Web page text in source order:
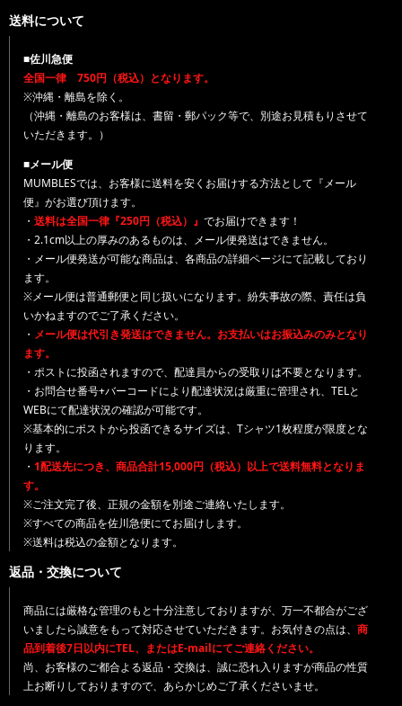
送料について
■佐川急便
全国一律 750円（税込）となります。
※沖縄・離島を除く。
（沖縄・離島のお客様は、書留・郵パック等で、別途お見積もりさせて
いただきます。）
■メール便
MUMBLESでは、お客様に送料を安くお届けする方法として『メール
便』がお選び頂けます。
・ 送料は全国一律『250円（税込）』 でお届けできます！
・2.1cm以上の厚みのあるものは、メール便発送はできません。
・メール便発送が可能な商品は、各商品の詳細ページにて記載しており
ます。
※メール便は普通郵便と同じ扱いになります。紛失事故の際、責任は負
いかねますのでご了承ください。
・ メール便は代引き発送はできません。お支払いはお振込みのみとなり
ます。
・ポストに投函されますので、配達員からの受取りは不要となります。
・お問合せ番号+バーコードにより配達状況は厳重に管理され、TELと
WEBにて配達状況の確認が可能です。
※基本的にポストから投函できるサイズは、Tシャツ1枚程度が限度とな
ります。
・ 1配送先につき、商品合計15,000円（税込）以上で送料無料となりま
す。
※ご注文完了後、正規の金額を別途ご連絡いたします。
※すべての商品を佐川急便にてお届けします。
※送料は税込の金額となります。
返品・交換について
商品には厳格な管理のもと十分注意しておりますが、万一不都合がござ
いましたら誠意をもって対応させていただきます。お気付きの点は、 商
品到着後7日以内にTEL、またはE-mailにてご連絡ください。
尚、お客様のご都合よる返品・交換は、誠に恐れ入りますが商品の性質
上お断りしておりますので、あらかじめご了承くださいませ。